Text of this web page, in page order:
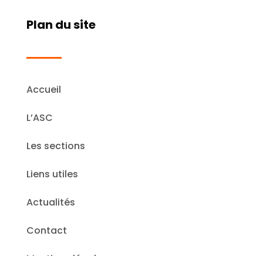
Plan du site
Accueil
L’ASC
Les sections
Liens utiles
Actualités
Contact